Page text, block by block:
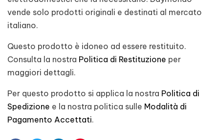
vende solo prodotti originali e destinati al mercato
italiano.
Questo prodotto è idoneo ad essere restituito.
Consulta la nostra Politica di Restituzione per
maggiori dettagli.
Per questo prodotto si applica la nostra Politica di
Spedizione e la nostra politica sulle Modalità di
Pagamento Accettati.